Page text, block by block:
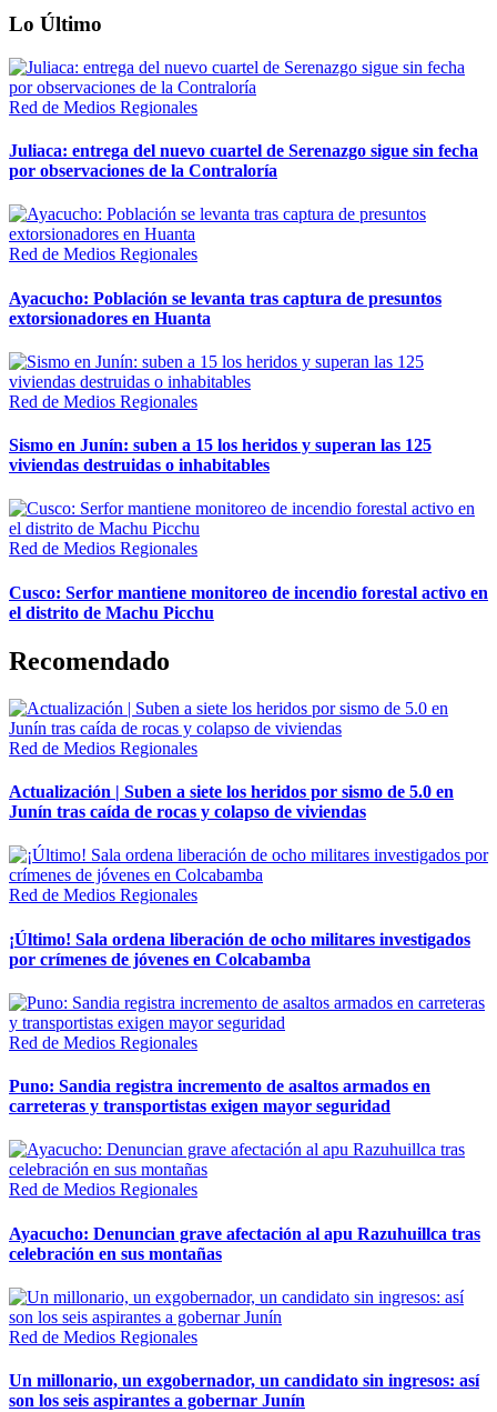
Lo Último
Red de Medios Regionales
Juliaca: entrega del nuevo cuartel de Serenazgo sigue sin fecha
por observaciones de la Contraloría
Red de Medios Regionales
Ayacucho: Población se levanta tras captura de presuntos
extorsionadores en Huanta
Red de Medios Regionales
Sismo en Junín: suben a 15 los heridos y superan las 125
viviendas destruidas o inhabitables
Red de Medios Regionales
Cusco: Serfor mantiene monitoreo de incendio forestal activo en
el distrito de Machu Picchu
Recomendado
Red de Medios Regionales
Actualización | Suben a siete los heridos por sismo de 5.0 en
Junín tras caída de rocas y colapso de viviendas
Red de Medios Regionales
¡Último! Sala ordena liberación de ocho militares investigados
por crímenes de jóvenes en Colcabamba
Red de Medios Regionales
Puno: Sandia registra incremento de asaltos armados en
carreteras y transportistas exigen mayor seguridad
Red de Medios Regionales
Ayacucho: Denuncian grave afectación al apu Razuhuillca tras
celebración en sus montañas
Red de Medios Regionales
Un millonario, un exgobernador, un candidato sin ingresos: así
son los seis aspirantes a gobernar Junín